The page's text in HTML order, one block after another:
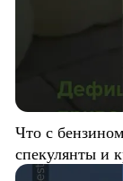
Что с
спекулянты и